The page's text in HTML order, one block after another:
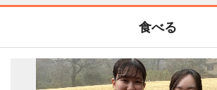
食べる